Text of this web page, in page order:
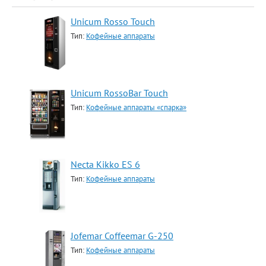
Unicum Rosso Touch
Тип: Кофейные аппараты
Unicum RossoBar Touch
Тип: Кофейные аппараты «спарка»
Necta Kikko ES 6
Тип: Кофейные аппараты
Jofemar Coffeemar G-250
Тип: Кофейные аппараты